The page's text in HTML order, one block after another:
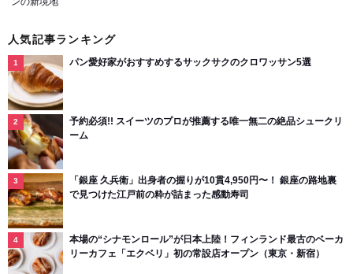
人気記事ランキング
パン愛好家がおすすめするサックサクのクロワッサン5選
予約必須!! スイーツのプロが推薦する唯一無二の絶品シュークリ
ーム
「銀座 久兵衛」出身者の握りが10貫4,950円〜！ 銀座の路地裏
で見つけた江戸前の粋が詰まった感動寿司
本場の“シナモンロール”が日本上陸！フィンランド最古のベーカ
リーカフェ「エクベリ」初の常設店オープン（東京・新宿）